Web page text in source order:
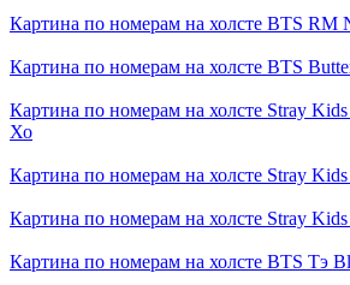
Картина по номерам на холсте BTS RM
Картина по номерам на холсте BTS
Картина по номерам на холсте Stray
Хо
Картина по номерам на холсте Stray
Картина по номерам на холсте Stray
Картина по номерам на холсте BTS Тэ